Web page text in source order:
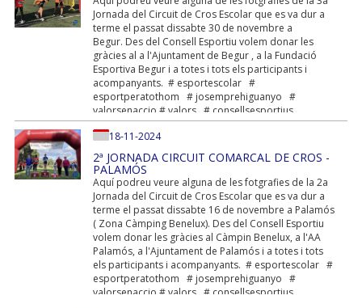
Jornada del Circuit de Cros Escolar que es va dur a
terme el passat dissabte 30 de novembre a
Begur. Des del Consell Esportiu volem donar les
gràcies al a l'Ajuntament de Begur , a la Fundació
Esportiva Begur i a totes i tots els participants i
acompanyants. # esportescolar #
esportperatothom # josemprehiguanyo #
valorsenaccio # valors # consellsesportius
18-11-2024
2ª JORNADA CIRCUIT COMARCAL DE CROS -
PALAMÓS
Aquí podreu veure alguna de les fotgrafies de la 2a
Jornada del Circuit de Cros Escolar que es va dur a
terme el passat dissabte 16 de novembre a Palamós
( Zona Càmping Benelux). Des del Consell Esportiu
volem donar les gràcies al Càmpin Benelux, a l'AA
Palamós, a l'Ajuntament de Palamós i a totes i tots
els participants i acompanyants. # esportescolar #
esportperatothom # josemprehiguanyo #
valorsenaccio # valors # consellsesportius